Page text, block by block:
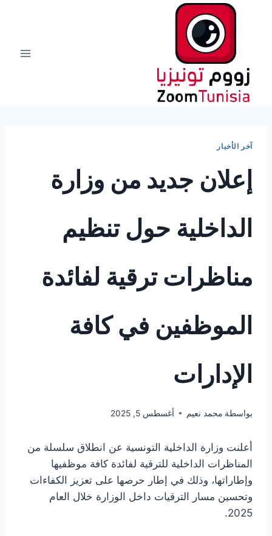
آخر الأخبار
إعلان جديد من وزارة
الداخلية حول تنظيم
مناظرات ترقية لفائدة
الموظفين في كافة
الإدارات
بواسطة محمد نعيم أغسطس 5, 2025
أعلنت وزارة الداخلية التونسية عن انطلاق سلسلة من
المناظرات الداخلية للترقية لفائدة كافة موظفيها
وإطاراتها، وذلك في إطار حرصها على تعزيز الكفاءات
وتحسين مسار الترقيات داخل الوزارة خلال العام
2025.